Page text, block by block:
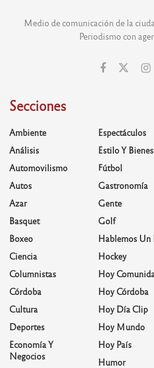
Medio de comunicación de la
Periodismo con
Secciones
Ambiente
Análisis
Automovilismo
Autos
Azar
Basquet
Boxeo
Ciencia
Columnistas
Córdoba
Cultura
Deportes
Economía Y
Negocios
Espectáculos
Estilo Y
Fútbol
Gastronomía
Gente
Golf
Hablemos Un
Hockey
Hoy
Hoy Córdoba
Hoy Día Clip
Hoy Mundo
Hoy País
Humor